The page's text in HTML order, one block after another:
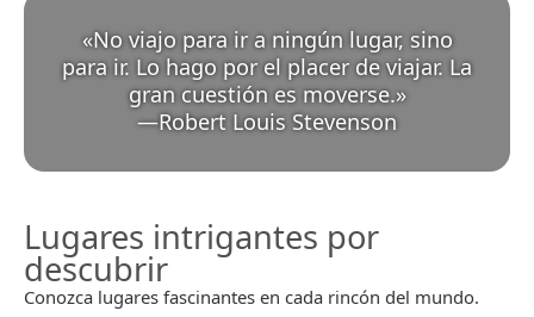
«No viajo para ir a ningún lugar, sino
para ir. Lo hago por el placer de viajar. La
gran cuestión es moverse. »
—Robert Louis Stevenson
Lugares intrigantes por
descubrir
Conozca lugares fascinantes en cada rincón del mundo.